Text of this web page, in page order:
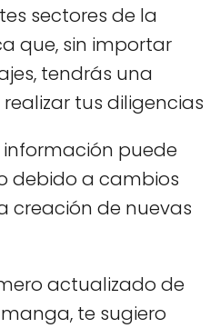
sectores de la
que, sin importar
tendrás una
tus diligencias
puede
debido a cambios
creación de nuevas
actualizado de
te sugiero